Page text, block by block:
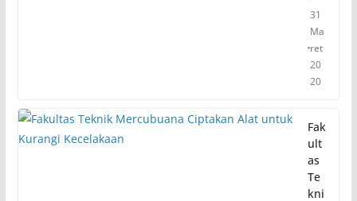
31
Ma
ret
20
20
Fak
ult
as
Te
kni